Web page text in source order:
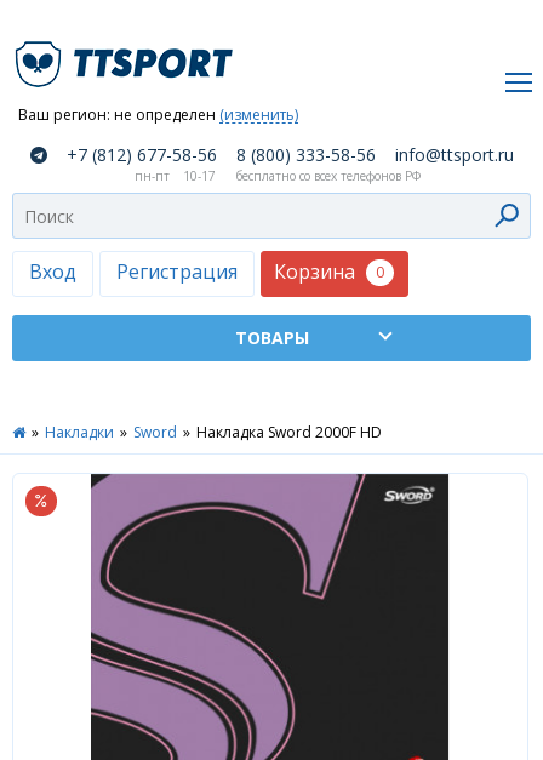
Ваш регион: не определен (изменить)
Вход Регистрация Корзина 0
компании
Как
сделать
заказ
Оплата
доставка
Москва
Дилеры
+7 (812) 677-58-56 8 (800) 333-58-56 info@ttsport.ru
пн-пт 10-17 бесплатно со всех телефонов РФ
» Накладки » Sword » Накладка Sword 2000F HD